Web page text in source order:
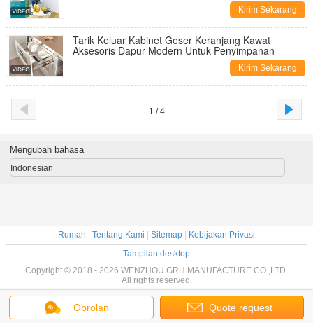
Kirim Sekarang
Tarik Keluar Kabinet Geser Keranjang Kawat
Aksesoris Dapur Modern Untuk Penyimpanan
Kirim Sekarang
1 / 4
Obrolan Quote request
Mengubah bahasa
Indonesian
Rumah Tentang Kami Sitemap
Kebijakan Privasi
Tampilan desktop
Copyright © 2018 - 2026 WENZHOU GRH MANUFACTURE CO.,LTD.
All rights reserved.